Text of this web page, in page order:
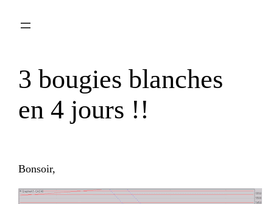
3 bougies blanches
en 4 jours !!
Bonsoir,